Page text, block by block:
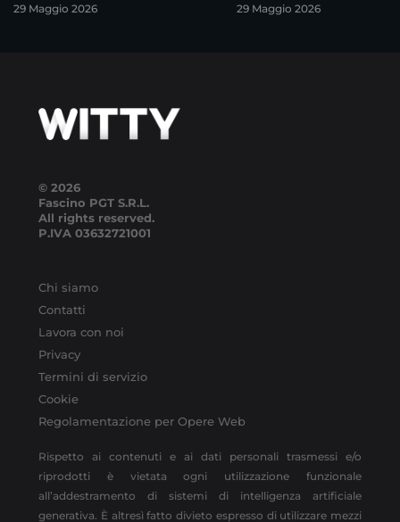
29 Maggio 2026 29 Maggio 2026
© 2026
Fascino PGT S.R.L.
All rights reserved.
P.IVA 03632721001
Chi siamo
Contatti
Lavora con noi
Privacy
Termini di servizio
Cookie
Regolamentazione per Opere Web
Rispetto ai contenuti e ai dati personali trasmessi e/o
riprodotti è vietata ogni utilizzazione funzionale
all’addestramento di sistemi di intelligenza artificiale
generativa. È altresì fatto divieto espresso di utilizzare mezzi